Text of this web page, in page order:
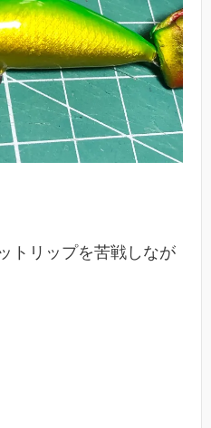
トリップを苦戦しなが